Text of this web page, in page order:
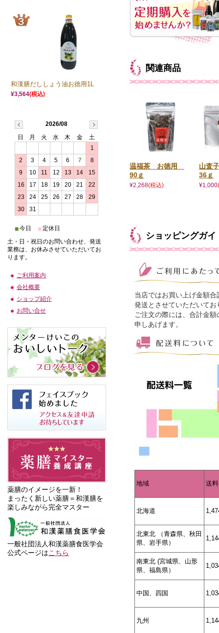
関連商品
温福茶 お徳用
90ｇ
¥2,268(税込)
山査
36ｇ
¥1,000
ショッピングガイ
当店ではお買い上げ金額合
発送とさせていただいてお
ご注文の際には、合計金
申しあげます。
地域 送料
北海道
北東北 （青森県、秋田
県、岩手県）
南東北 (宮城県、山形
県、福島県）
中国、四国
九州
和漢膳だししょう油お徳用1L
¥3,564(税込)
2026/08
日 月 火 水 木 金
土
1
2 3 4 5 6 7 8
9 10 11 12 13 14 15
16 17 18 19 20 21 22
23 24 25 26 27 28 29
30 31
■今日 ■ 定休日
土・日・祝日のお問い合わせ、発送
業務は、お休みさせていただいてお
ります。
ご利用案内
会社概要
ショップ紹介
お問い合せ
薬膳のイメージを一新！
まったく新しい薬膳＝和漢膳を
楽しみながら完全マスター
一般社団法人和漢薬膳食医学会
公式ページはこちら